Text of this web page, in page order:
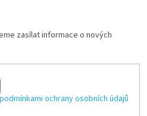
zasílat informace o nových
podmínkami ochrany osobních údajů